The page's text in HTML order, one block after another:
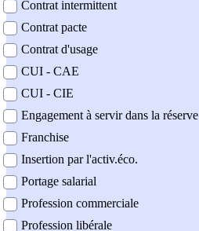
Contrat intermittent
Contrat pacte
Contrat d'usage
CUI - CAE
CUI - CIE
Engagement à servir dans la réserve
Franchise
Insertion par l'activ.éco.
Portage salarial
Profession commerciale
Profession libérale